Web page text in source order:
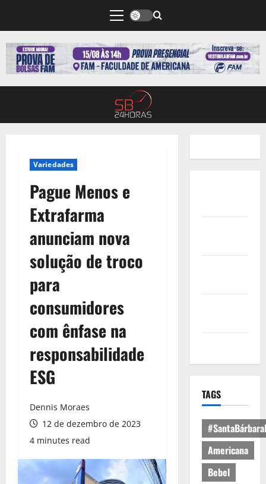
Variedades
Pague Menos e
Extrafarma
anunciam nova
solução de troco
para
consumidores
com ênfase na
responsabilidade
ESG
Dennis Moraes
12 de dezembro de 2023
4 minutes read
TAGS
Americana
Bebel